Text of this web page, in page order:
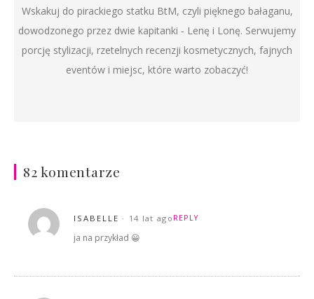
Wskakuj do pirackiego statku BtM, czyli pięknego bałaganu,
dowodzonego przez dwie kapitanki - Lenę i Lonę. Serwujemy
porcję stylizacji, rzetelnych recenzji kosmetycznych, fajnych
eventów i miejsc, które warto zobaczyć!
82 komentarze
ISABELLE 14 lat ago REPLY
ja na przykład 😀